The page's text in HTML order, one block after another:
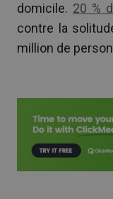
domicile. 20 %
contre la
million de